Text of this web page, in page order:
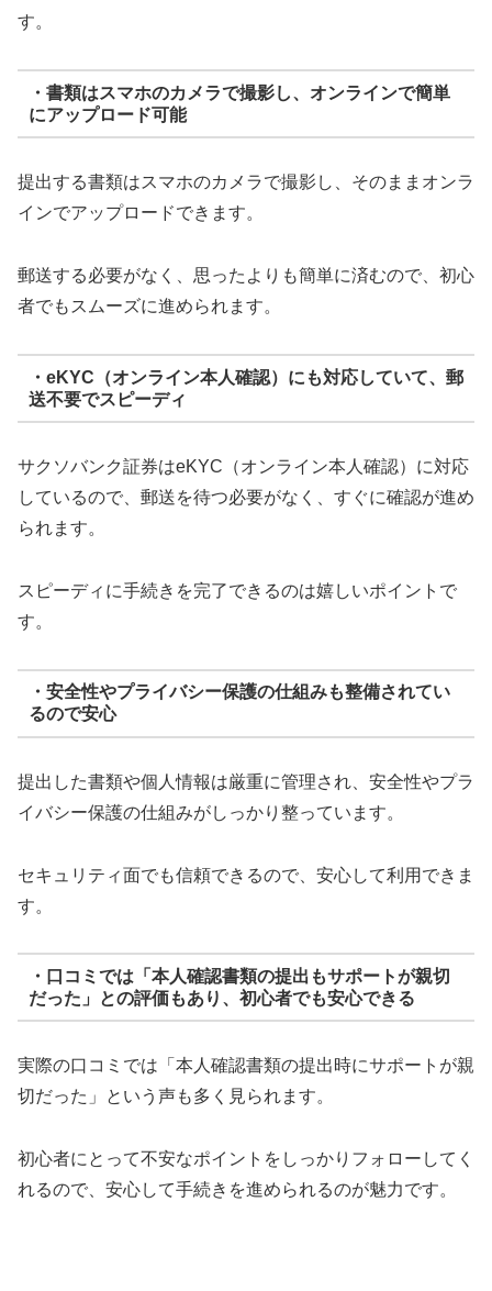
す。
・書類はスマホのカメラで撮影し、オンラインで簡単
にアップロード可能
提出する書類はスマホのカメラで撮影し、そのままオンラ
インでアップロードできます。
郵送する必要がなく、思ったよりも簡単に済むので、初心
者でもスムーズに進められます。
・eKYC（オンライン本人確認）にも対応していて、郵
送不要でスピーディ
サクソバンク証券はeKYC（オンライン本人確認）に対応
しているので、郵送を待つ必要がなく、すぐに確認が進め
られます。
スピーディに手続きを完了できるのは嬉しいポイントで
す。
・安全性やプライバシー保護の仕組みも整備されてい
るので安心
提出した書類や個人情報は厳重に管理され、安全性やプラ
イバシー保護の仕組みがしっかり整っています。
セキュリティ面でも信頼できるので、安心して利用できま
す。
・口コミでは「本人確認書類の提出もサポートが親切
だった」との評価もあり、初心者でも安心できる
実際の口コミでは「本人確認書類の提出時にサポートが親
切だった」という声も多く見られます。
初心者にとって不安なポイントをしっかりフォローしてく
れるので、安心して手続きを進められるのが魅力です。